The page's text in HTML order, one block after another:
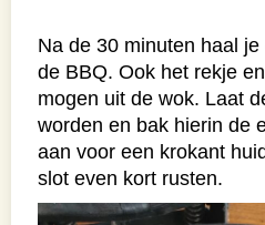
Na de 30 minuten haal
de BBQ. Ook het rekje
mogen uit de wok. Laat
worden en bak hierin de
aan voor een krokant
slot even kort rusten.